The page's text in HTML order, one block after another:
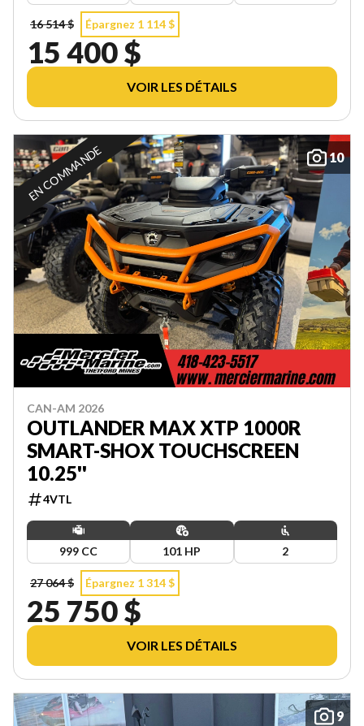
16 514 $ Épargnez 1 114 $
15 400 $
VOIR LES DÉTAILS
10
EN COMMANDE
CAN-AM 2026
OUTLANDER MAX XTP 1000R
SMART-SHOX TOUCHSCREEN
10.25''
4VTL
999 CC 101 HP 2
27 064 $ Épargnez 1 314 $
25 750 $
VOIR LES DÉTAILS
9